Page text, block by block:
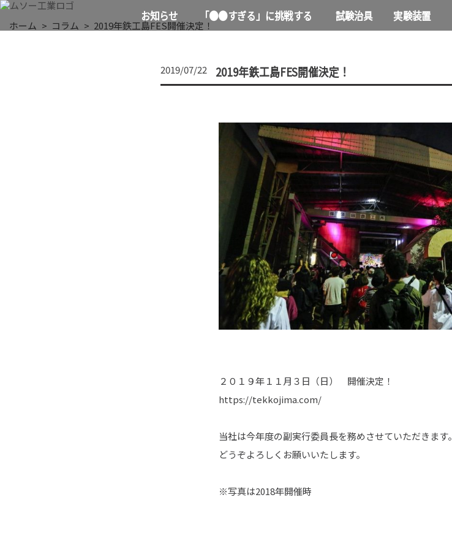
お知らせ 「●●すぎる」に挑戦する 試験治具 実験装置
NEWS
ホーム コラム 2019年鉄工島FES開催決定！
2019/07/22 2019年鉄工島FES開催決定！
２０１９年１１月３日（日） 開催決定！
https://tekkojima.com/
当社は今年度の副実行委員長を務めさせていただきます。
どうぞよろしくお願いいたします。
※写真は2018年開催時